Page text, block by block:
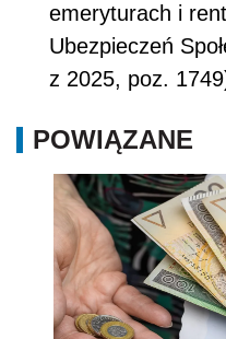
emeryturach i
Ubezpieczeń
z 2025, poz.
POWIĄZANE